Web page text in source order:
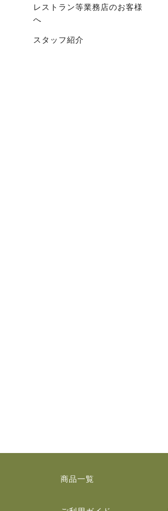
レストラン等業務店のお客様
へ
スタッフ紹介
商品一覧